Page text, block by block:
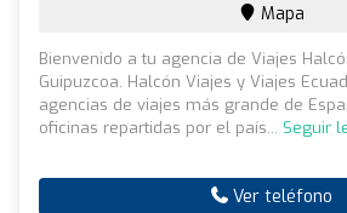
Mapa
Bienvenido a tu agencia de Viajes
Guipuzcoa. Halcón Viajes y Viajes
agencias de viajes más grande de
oficinas repartidas por el país... Seguir
Ver teléfono